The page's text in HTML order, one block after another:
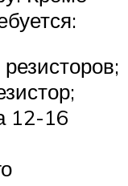
12-16